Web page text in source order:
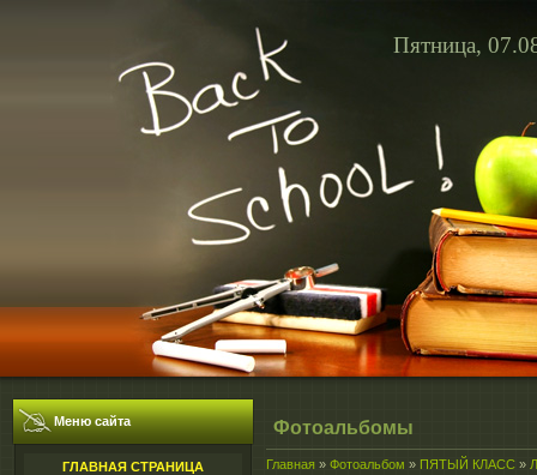
Пятница,
Меню сайта
ГЛАВНАЯ СТРАНИЦА
Фотоальбомы
Главная » Фотоальбом » ПЯТЫЙ КЛАСС »